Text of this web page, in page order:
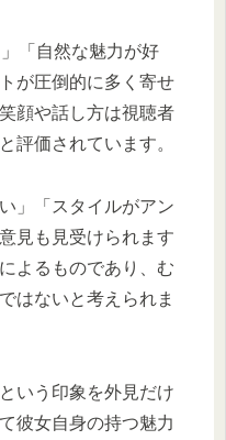
「自然な魅力が好
が圧倒的に多く寄せ
顔や話し方は視聴者
評価されています。
」「スタイルがアン
見も見受けられます
よるものであり、む
はないと考えられま
いう印象を外見だけ
彼女自身の持つ魅力